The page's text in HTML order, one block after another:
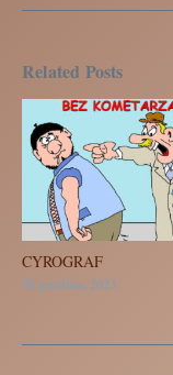
Related Posts
CYROGRAF
30 grudnia, 2023